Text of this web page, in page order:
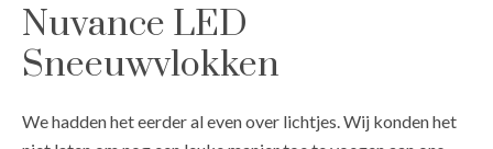
Nuvance LED
Sneeuwvlokken
We hadden het eerder al even over lichtjes. Wij konden het